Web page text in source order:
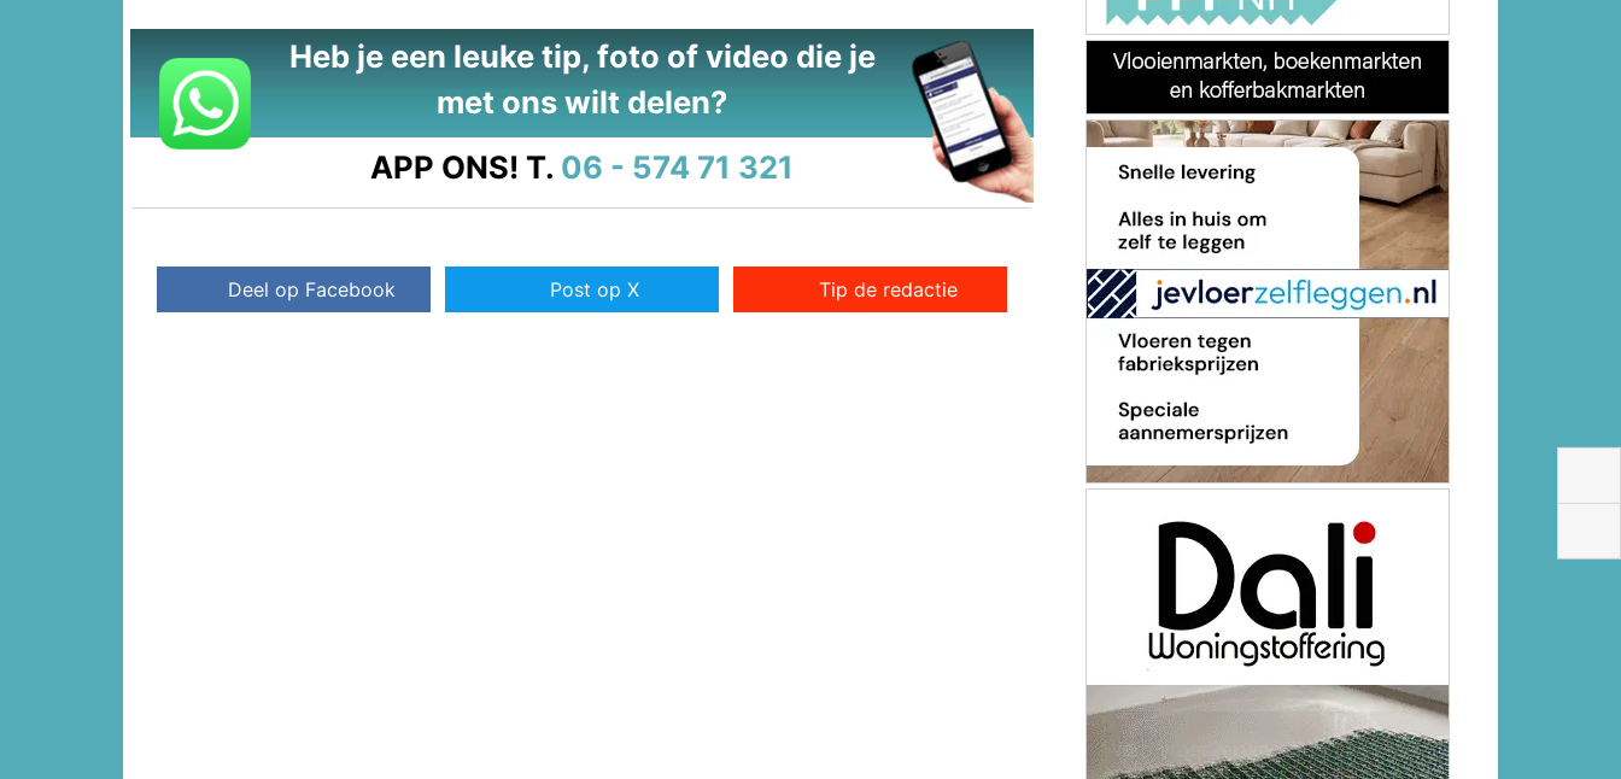
Heb je een leuke tip, foto of video die je
met ons wilt delen?
APP ONS! T. 06 - 574 71 321
Deel op Facebook Post op X Tip de redactie